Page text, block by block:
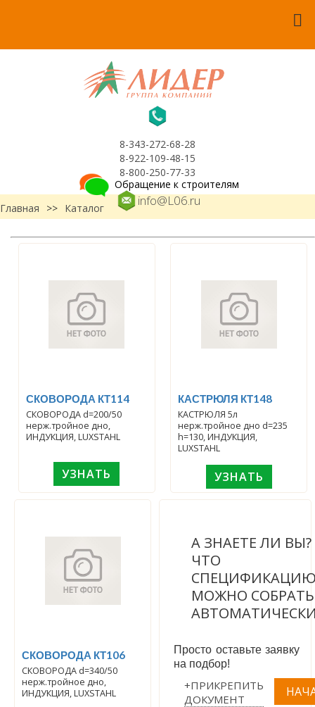
8-343-272-68-28
8-922-109-48-15
8-800-250-77-33
info@L06.ru
Обращение к строителям
Главная
>> Каталог
СКОВОРОДА КТ114
СКОВОРОДА d=200/50
нерж.тройное дно,
ИНДУКЦИЯ, LUXSTAHL
УЗНАТЬ
КАСТРЮЛЯ КТ148
КАСТРЮЛЯ 5л
нерж.тройное дно d=235
h=130, ИНДУКЦИЯ,
LUXSTAHL
УЗНАТЬ
СКОВОРОДА КТ106
СКОВОРОДА d=340/50
нерж.тройное дно,
ИНДУКЦИЯ, LUXSTAHL
А ЗНАЕТЕ ЛИ ВЫ?
ЧТО
МОЖНО СОБРАТЬ
Просто оставьте заявку
на подбор!
+ПРИКРЕПИТЬ
ДОКУМЕНТ